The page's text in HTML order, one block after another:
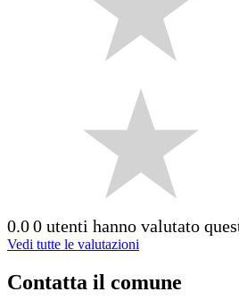
0.00 utenti hanno valutato
Vedi tutte le valutazioni
Contatta il comune